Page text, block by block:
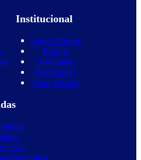
Institucional
Quem Somos
Equipe
Novidades
Promoções
Blog Wizard
frequentes